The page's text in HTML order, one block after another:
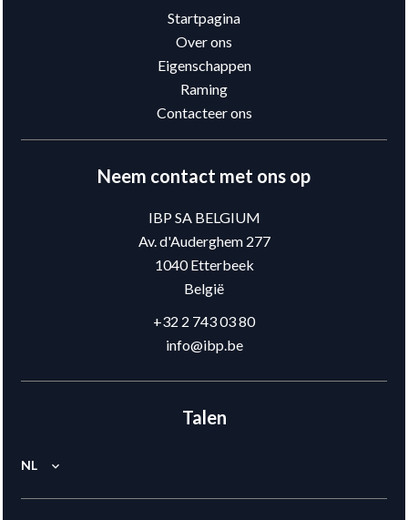
Startpagina
Over ons
Eigenschappen
Raming
Contacteer ons
Neem contact met ons op
IBP SA BELGIUM
Av. d'Auderghem 277
1040Etterbeek
België
+32 2 743 03 80
info@ibp.be
Talen
NL